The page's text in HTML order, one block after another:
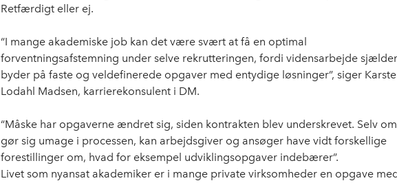
Retfærdigt eller ej.
“I mange akademiske job kan det være svært at få en optimal
forventningsafstemning under selve rekrutteringen, fordi vidensarbejde
byder på faste og veldefinerede opgaver med entydige løsninger”, siger
Lodahl Madsen, karrierekonsulent i DM.
“Måske har opgaverne ændret sig, siden kontrakten blev underskrevet. Selv
gør sig umage i processen, kan arbejdsgiver og ansøger have vidt forskellige
forestillinger om, hvad for eksempel udviklingsopgaver indebærer”.
Livet som nyansat akademiker er i mange private virksomheder en opgave